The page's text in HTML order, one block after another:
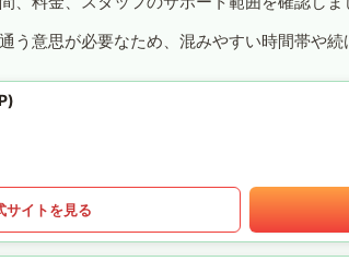
う意思が必要なため、混みやすい時間帯や続
サイトを見る